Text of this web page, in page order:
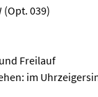
(Opt. 039)
Freilauf
im